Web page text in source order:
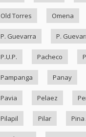
Old Torres Omena
P. Guevarra P.
P.U.P. Pacheco
Pampanga Panay
Pavia Pelaez
Pilapil Pilar Pina